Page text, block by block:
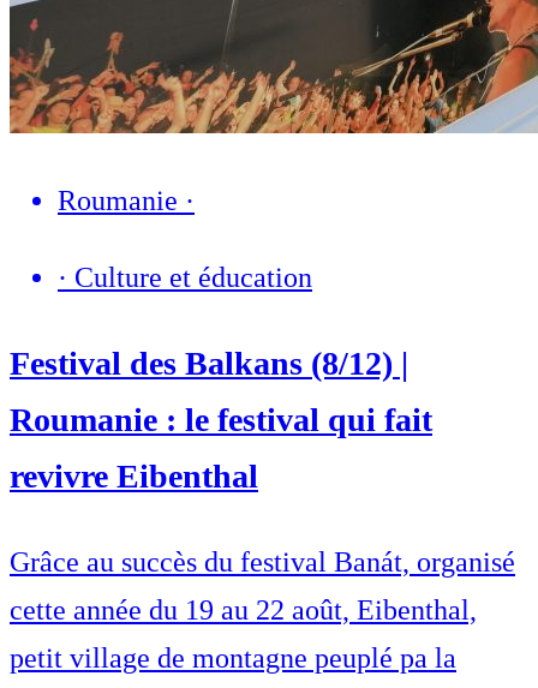
Roumanie ·
· Culture et éducation
Festival des Balkans (8/12) |
Roumanie : le festival qui fait
revivre Eibenthal
Grâce au succès du festival Banát, organisé
cette année du 19 au 22 août, Eibenthal,
petit village de montagne peuplé pa la